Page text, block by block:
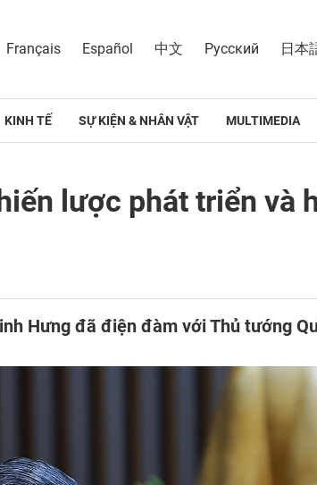
Français Español 中文 Русский 日本
KINH TẾ SỰ KIỆN & NHÂN VẬT MULTIMEDIA
lược phát triển và
Hưng đã điện đàm với Thủ tướng